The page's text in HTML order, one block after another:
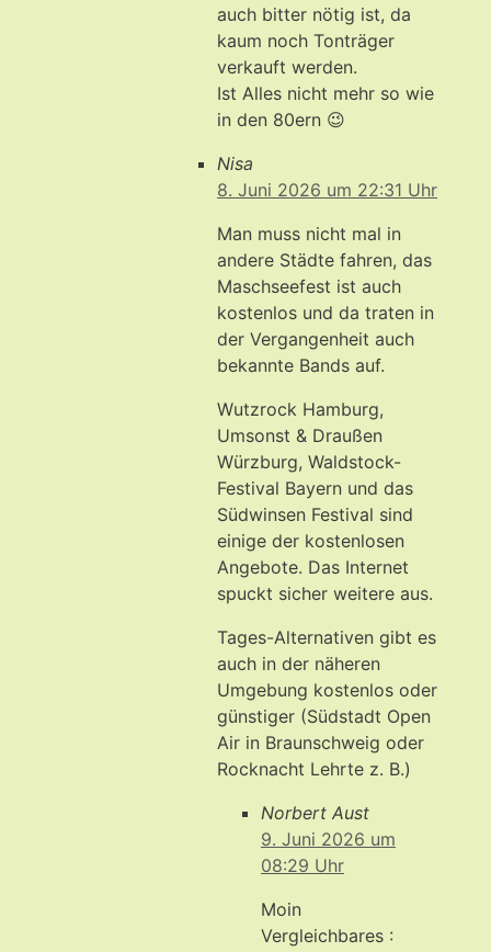
auch bitter nötig ist, da
kaum noch Tonträger
verkauft werden.
Ist Alles nicht mehr so wie
in den 80ern 😉
Nisa
8. Juni 2026 um 22:31 Uhr
Man muss nicht mal in
andere Städte fahren, das
Maschseefest ist auch
kostenlos und da traten in
der Vergangenheit auch
bekannte Bands auf.
Wutzrock Hamburg,
Umsonst & Draußen
Würzburg, Waldstock-
Festival Bayern und das
Südwinsen Festival sind
einige der kostenlosen
Angebote. Das Internet
spuckt sicher weitere aus.
Tages-Alternativen gibt es
auch in der näheren
Umgebung kostenlos oder
günstiger (Südstadt Open
Air in Braunschweig oder
Rocknacht Lehrte z. B.)
Norbert Aust
9. Juni 2026 um
08:29 Uhr
Moin
Vergleichbares :